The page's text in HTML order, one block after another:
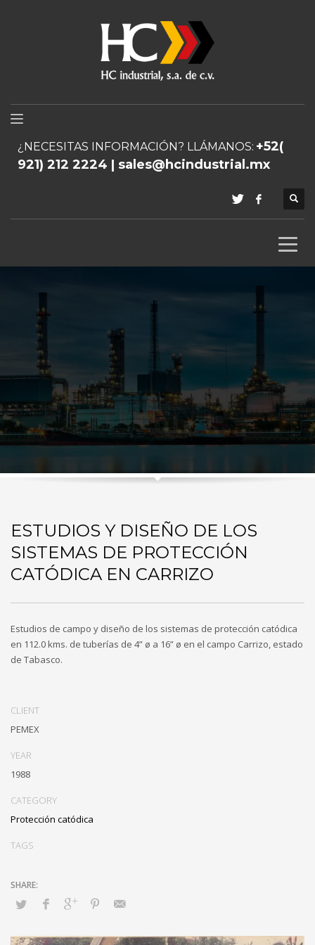
¿NECESITAS INFORMACIÓN? LLÁMANOS: +52(
921) 212 2224 | sales@hcindustrial.mx
ESTUDIOS Y DISEÑO DE LOS
SISTEMAS DE PROTECCIÓN
CATÓDICA EN CARRIZO
Estudios de campo y diseño de los sistemas de protección catódica
en 112.0 kms. de tuberías de 4” ø a 16” ø en el campo Carrizo, estado
de Tabasco.
CLIENT
PEMEX
YEAR
1988
CATEGORY
Protección catódica
TAGS